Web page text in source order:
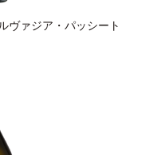
ヴァジア・パッシート